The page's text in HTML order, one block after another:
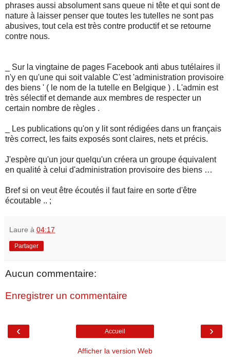
phrases aussi absolument sans queue ni tête et qui sont de
nature à laisser penser que toutes les tutelles ne sont pas
abusives, tout cela est très contre productif et se retourne
contre nous.
_ Sur la vingtaine de pages Facebook anti abus tutélaires il
n'y en qu'une qui soit valable C'est 'administration provisoire
des biens ' ( le nom de la tutelle en Belgique ) . L'admin est
très sélectif et demande aux membres de respecter un
certain nombre de règles .
_ Les publications qu'on y lit sont rédigées dans un français
très correct, les faits exposés sont claires, nets et précis.
J'espère qu'un jour quelqu'un créera un groupe équivalent
en qualité à celui d'administration provisoire des biens …
Bref si on veut être écoutés il faut faire en sorte d'être
écoutable .. ;
Laure à 04:17
Partager
Aucun commentaire:
Enregistrer un commentaire
‹ ›
Accueil
Afficher la version Web